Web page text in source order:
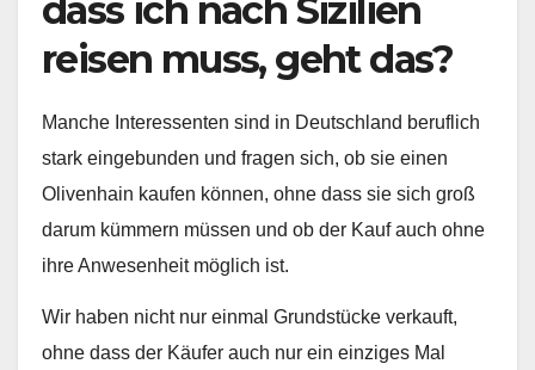
dass ich nach Sizilien
reisen muss, geht das?
Manche Interessenten sind in Deutschland beruflich
stark eingebunden und fragen sich, ob sie einen
Olivenhain kaufen können, ohne dass sie sich groß
darum kümmern müssen und ob der Kauf auch ohne
ihre Anwesenheit möglich ist.
Wir haben nicht nur einmal Grundstücke verkauft,
ohne dass der Käufer auch nur ein einziges Mal